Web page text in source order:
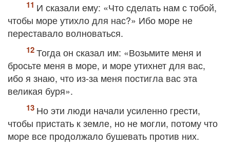
И сказали ему: «Что сделать нам с тобой,
чтобы море утихло для нас?» Ибо море не
переставало волноваться.
Тогда он сказал им: «Возьмите меня и
бросьте меня в море, и море утихнет для вас,
ибо я знаю, что из-за меня постигла вас эта
великая буря».
Но эти люди начали усиленно грести,
чтобы пристать к земле, но не могли, потому что
море все продолжало бушевать против них.